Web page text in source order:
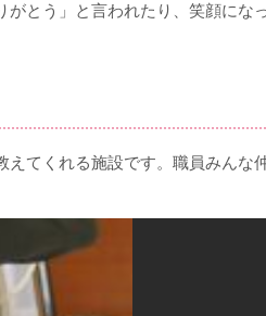
とう」と言われたり、笑顔に
てくれる施設です。職員みんな